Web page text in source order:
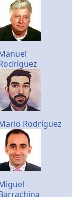
Rodríguez